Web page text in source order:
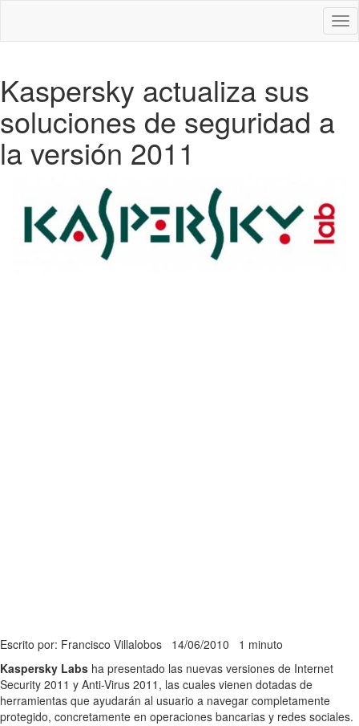
Kaspersky actualiza sus
soluciones de seguridad a
la versión 2011
Escrito por: Francisco Villalobos 14/06/2010 1 minuto
Kaspersky Labs ha presentado las nuevas versiones de Internet
Security 2011 y Anti-Virus 2011, las cuales vienen dotadas de
herramientas que ayudarán al usuario a navegar completamente
protegido, concretamente en operaciones bancarias y redes sociales.